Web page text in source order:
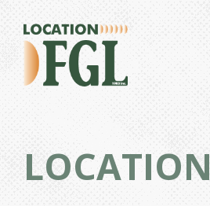
LOCATION